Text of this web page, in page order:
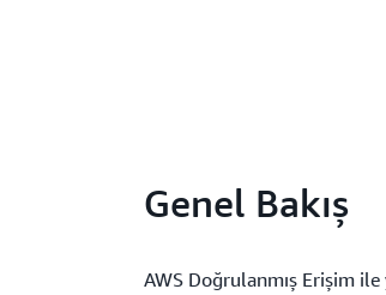
Genel Bakış
AWS Doğrulanmış Erişim ile